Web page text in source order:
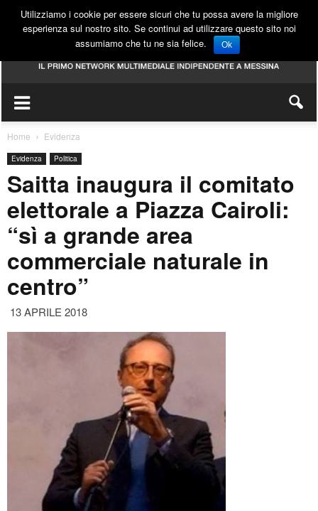
Home Evidenza
Evidenza Politica
Saitta inaugura il comitato
elettorale a Piazza Cairoli:
“sì a grande area
commerciale naturale in
centro”
13 APRILE 2018
Utilizziamo i cookie per essere sicuri che tu possa avere la migliore
esperienza sul nostro sito. Se continui ad utilizzare questo sito noi
assumiamo che tu ne sia felice.
Ok